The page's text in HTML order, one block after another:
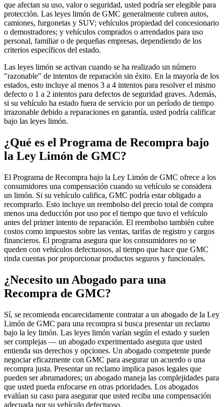
que afectan su uso, valor o seguridad, usted podría ser elegible para
protección. Las leyes limón de GMC generalmente cubren autos,
camiones, furgonetas y SUV; vehículos propiedad del concesionario
o demostradores; y vehículos comprados o arrendados para uso
personal, familiar o de pequeñas empresas, dependiendo de los
criterios específicos del estado.
Las leyes limón se activan cuando se ha realizado un número
"razonable" de intentos de reparación sin éxito. En la mayoría de los
estados, esto incluye al menos 3 a 4 intentos para resolver el mismo
defecto o 1 a 2 intentos para defectos de seguridad graves. Además,
si su vehículo ha estado fuera de servicio por un período de tiempo
irrazonable debido a reparaciones en garantía, usted podría calificar
bajo las leyes limón.
¿Qué es el Programa de Recompra bajo
la Ley Limón de GMC?
El Programa de Recompra bajo la Ley Limón de GMC ofrece a los
consumidores una compensación cuando su vehículo se considera
un limón. Si su vehículo califica, GMC podría estar obligado a
recomprarlo. Esto incluye un reembolso del precio total de compra
menos una deducción por uso por el tiempo que tuvo el vehículo
antes del primer intento de reparación. El reembolso también cubre
costos como impuestos sobre las ventas, tarifas de registro y cargos
financieros. El programa asegura que los consumidores no se
queden con vehículos defectuosos, al tiempo que hace que GMC
rinda cuentas por proporcionar productos seguros y funcionales.
¿Necesito un Abogado para una
Recompra de GMC?
Sí, se recomienda encarecidamente contratar a un abogado de la Ley
Limón de GMC para una recompra si busca presentar un reclamo
bajo la ley limón. Las leyes limón varían según el estado y suelen
ser complejas — un abogado experimentado asegura que usted
entienda sus derechos y opciones. Un abogado competente puede
negociar eficazmente con GMC para asegurar un acuerdo o una
recompra justa. Presentar un reclamo implica pasos legales que
pueden ser abrumadores; un abogado maneja las complejidades para
que usted pueda enfocarse en otras prioridades. Los abogados
evalúan su caso para asegurar que usted reciba una compensación
adecuada por su vehículo defectuoso.